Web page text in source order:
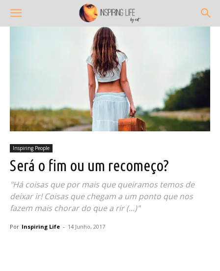
Inspiring People
Será o fim ou um recomeço?
"Há coisas que por mais que queiramos temos de
deixar ir! Coisas que chegam a um ponto que nos
fazem mais chorar do que a rir (...)"
Por Inspiring Life - 14 Junho, 2017